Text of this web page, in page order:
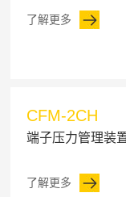
了解更多
CFM-2CH
端子压力管理装
了解更多